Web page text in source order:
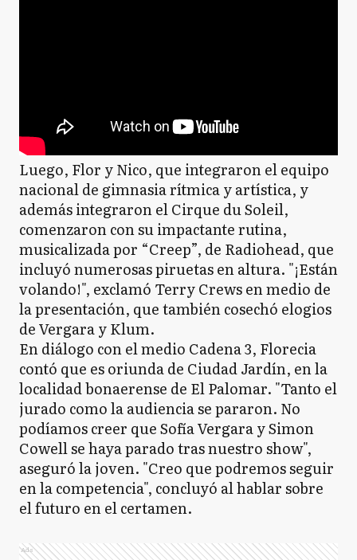
Luego, Flor y Nico, que integraron el equipo
nacional de gimnasia rítmica y artística, y
además integraron el Cirque du Soleil,
comenzaron con su impactante rutina,
musicalizada por “Creep”, de Radiohead, que
incluyó numerosas piruetas en altura. "¡Están
volando!", exclamó Terry Crews en medio de
la presentación, que también cosechó elogios
de Vergara y Klum.
En diálogo con el medio Cadena 3, Florecia
contó que es oriunda de Ciudad Jardín, en la
localidad bonaerense de El Palomar. "Tanto el
jurado como la audiencia se pararon. No
podíamos creer que Sofía Vergara y Simon
Cowell se haya parado tras nuestro show",
aseguró la joven. "Creo que podremos seguir
en la competencia", concluyó al hablar sobre
el futuro en el certamen.
Ads